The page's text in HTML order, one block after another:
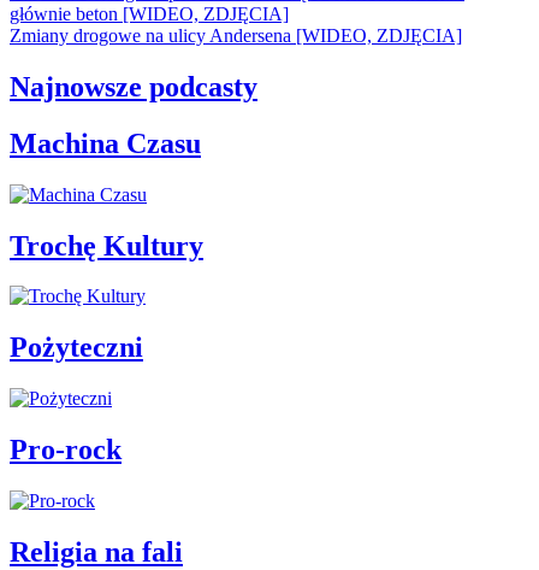
głównie beton [WIDEO, ZDJĘCIA]
Zmiany drogowe na ulicy Andersena [WIDEO, ZDJĘCIA]
Najnowsze podcasty
Machina Czasu
Trochę Kultury
Pożyteczni
Pro-rock
Religia na fali